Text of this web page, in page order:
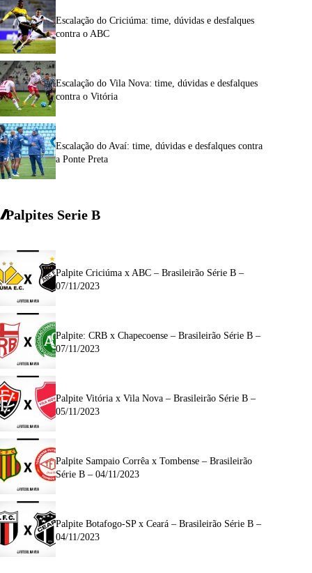
Escalação do Criciúma: time, dúvidas e desfalques
contra o ABC
Escalação do Vila Nova: time, dúvidas e desfalques
contra o Vitória
Escalação do Avaí: time, dúvidas e desfalques contra
a Ponte Preta
Palpites Serie B
Palpite Criciúma x ABC – Brasileirão Série B –
07/11/2023
Palpite: CRB x Chapecoense – Brasileirão Série B –
07/11/2023
Palpite Vitória x Vila Nova – Brasileirão Série B –
05/11/2023
Palpite Sampaio Corrêa x Tombense – Brasileirão
Série B – 04/11/2023
Palpite Botafogo-SP x Ceará – Brasileirão Série B –
04/11/2023